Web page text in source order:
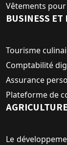
Vêtements
BUSINESS
Tourisme
Comptabilité
Assurance
Plateforme de
Le